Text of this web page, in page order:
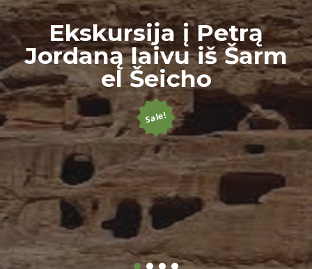
Ekskursija į Petrą
Jordaną laivu iš Šarm
el Šeicho
Sale!